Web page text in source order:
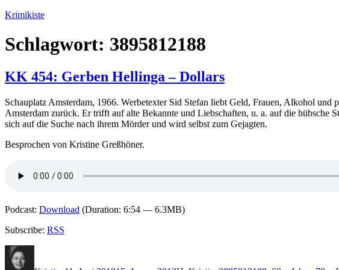
Zum
springen
Krimikiste
Schlagwort: 3895812188
KK 454: Gerben Hellinga – Dollars
Schauplatz Amsterdam, 1966. Werbetexter Sid Stefan liebt Geld, Frauen, Alkohol
Amsterdam zurück. Er trifft auf alte Bekannte und Liebschaften, u. a. auf die hübsche
sich auf die Suche nach ihrem Mörder und wird selbst zum Gejagten.
Besprochen von Kristine Greßhöner.
Podcast: Download (Duration: 6:54 — 6.3MB)
Subscribe: RSS